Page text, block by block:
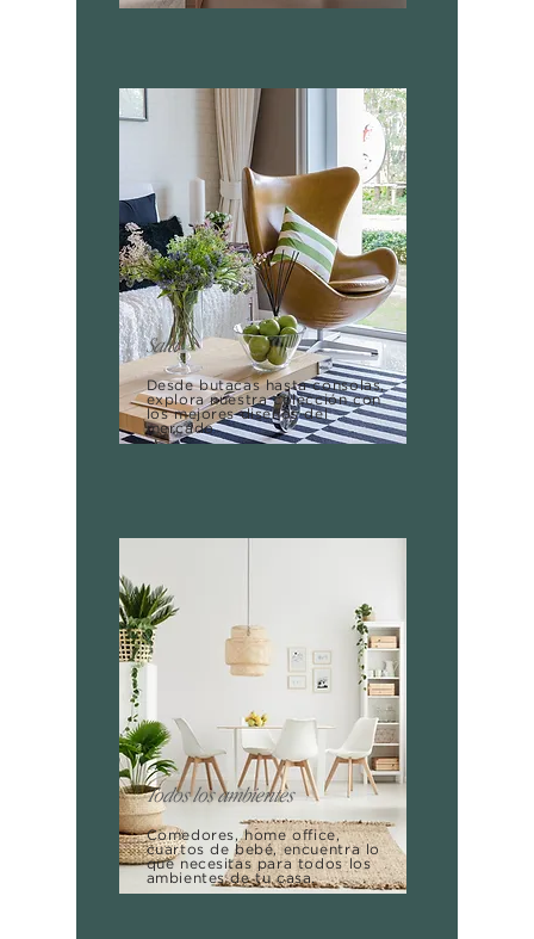
Sala
Desde butacas hasta consolas,
explora nuestra colección con
los mejores diseños del
mercado
Todos los ambientes
Comedores, home office,
cuartos de bebé, encuentra lo
que necesitas para todos los
ambientes de tu casa.